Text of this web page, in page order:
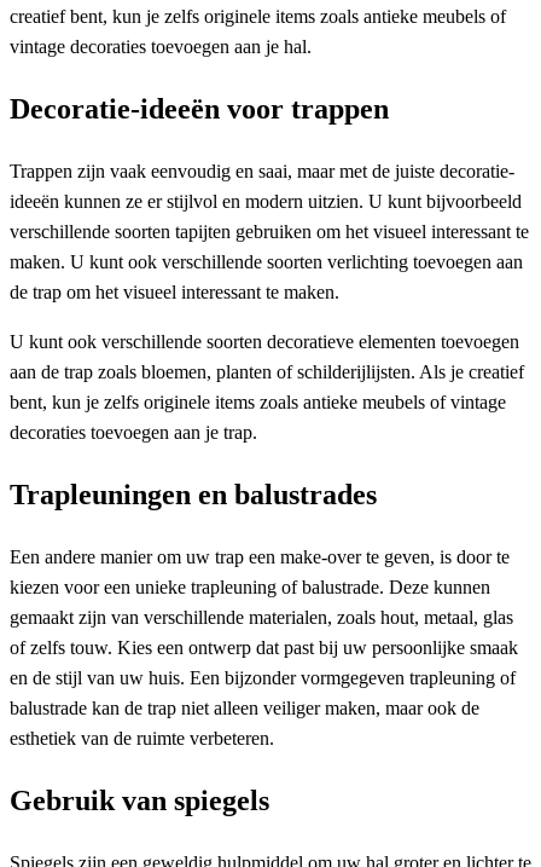
creatief bent, kun je zelfs originele items zoals antieke meubels of
vintage decoraties toevoegen aan je hal.
Decoratie-ideeën voor trappen
Trappen zijn vaak eenvoudig en saai, maar met de juiste decoratie-
ideeën kunnen ze er stijlvol en modern uitzien. U kunt bijvoorbeeld
verschillende soorten tapijten gebruiken om het visueel interessant te
maken. U kunt ook verschillende soorten verlichting toevoegen aan
de trap om het visueel interessant te maken.
U kunt ook verschillende soorten decoratieve elementen toevoegen
aan de trap zoals bloemen, planten of schilderijlijsten. Als je creatief
bent, kun je zelfs originele items zoals antieke meubels of vintage
decoraties toevoegen aan je trap.
Trapleuningen en balustrades
Een andere manier om uw trap een make-over te geven, is door te
kiezen voor een unieke trapleuning of balustrade. Deze kunnen
gemaakt zijn van verschillende materialen, zoals hout, metaal, glas
of zelfs touw. Kies een ontwerp dat past bij uw persoonlijke smaak
en de stijl van uw huis. Een bijzonder vormgegeven trapleuning of
balustrade kan de trap niet alleen veiliger maken, maar ook de
esthetiek van de ruimte verbeteren.
Gebruik van spiegels
Spiegels zijn een geweldig hulpmiddel om uw hal groter en lichter te